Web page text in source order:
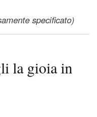
specificato)
la gioia in